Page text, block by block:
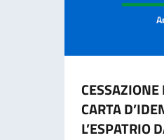
CARTA
L’ESPATRIO